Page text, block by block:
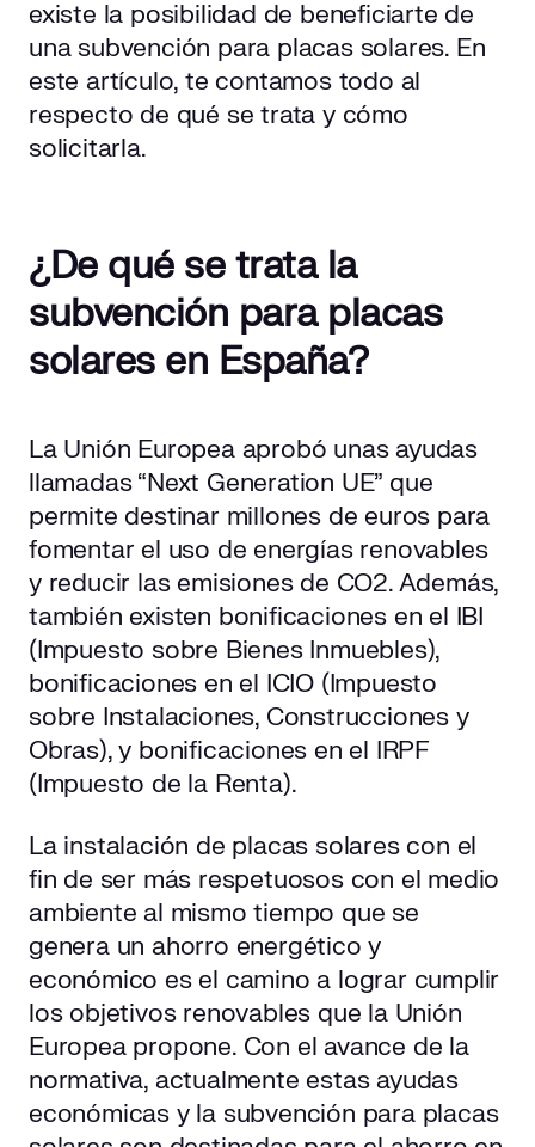
existe la posibilidad de beneficiarte de
una subvención para placas solares. En
este artículo, te contamos todo al
respecto de qué se trata y cómo
solicitarla.
¿De qué se trata la
subvención para placas
solares en España?
La Unión Europea aprobó unas ayudas
llamadas “Next Generation UE” que
permite destinar millones de euros para
fomentar el uso de energías renovables
y reducir las emisiones de CO2. Además,
también existen bonificaciones en el IBI
(Impuesto sobre Bienes Inmuebles),
bonificaciones en el ICIO (Impuesto
sobre Instalaciones, Construcciones y
Obras), y bonificaciones en el IRPF
(Impuesto de la Renta).
La instalación de placas solares con el
fin de ser más respetuosos con el medio
ambiente al mismo tiempo que se
genera un ahorro energético y
económico es el camino a lograr cumplir
los objetivos renovables que la Unión
Europea propone. Con el avance de la
normativa, actualmente estas ayudas
económicas y la subvención para placas